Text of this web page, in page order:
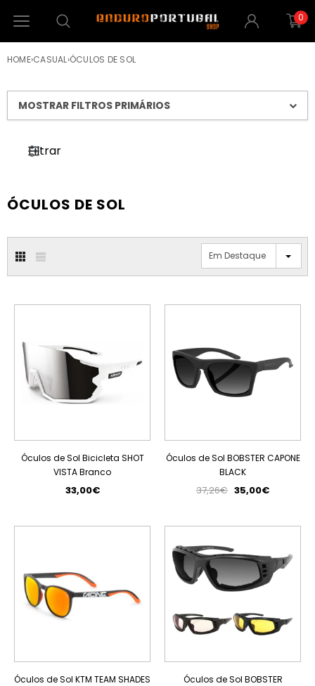
0
HOME›CASUAL›ÓCULOS DE SOL
MOSTRAR FILTROS PRIMÁRIOS
Filtrar
ÓCULOS DE SOL
Em Destaque
Óculos de Sol Bicicleta SHOT
VISTA Branco
33,00€
Óculos de Sol BOBSTER CAPONE
BLACK
37,26€ 35,00€
Óculos de Sol KTM TEAM SHADES
Óculos de Sol BOBSTER